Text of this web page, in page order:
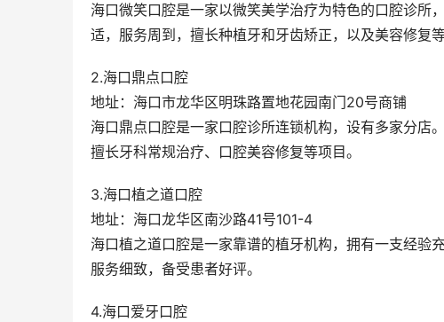
海口微笑口腔是一家以微笑美学治疗为特色的口腔诊所
适，服务周到，擅长种植牙和牙齿矫正，以及美容修复等
2.海口鼎点口腔
地址：海口市龙华区明珠路置地花园南门20号商铺
海口鼎点口腔是一家口腔诊所连锁机构，设有多家分店
擅长牙科常规治疗、口腔美容修复等项目。
3.海口植之道口腔
地址：海口龙华区南沙路41号101-4
海口植之道口腔是一家靠谱的植牙机构，拥有一支经验
服务细致，备受患者好评。
4.海口爱牙口腔